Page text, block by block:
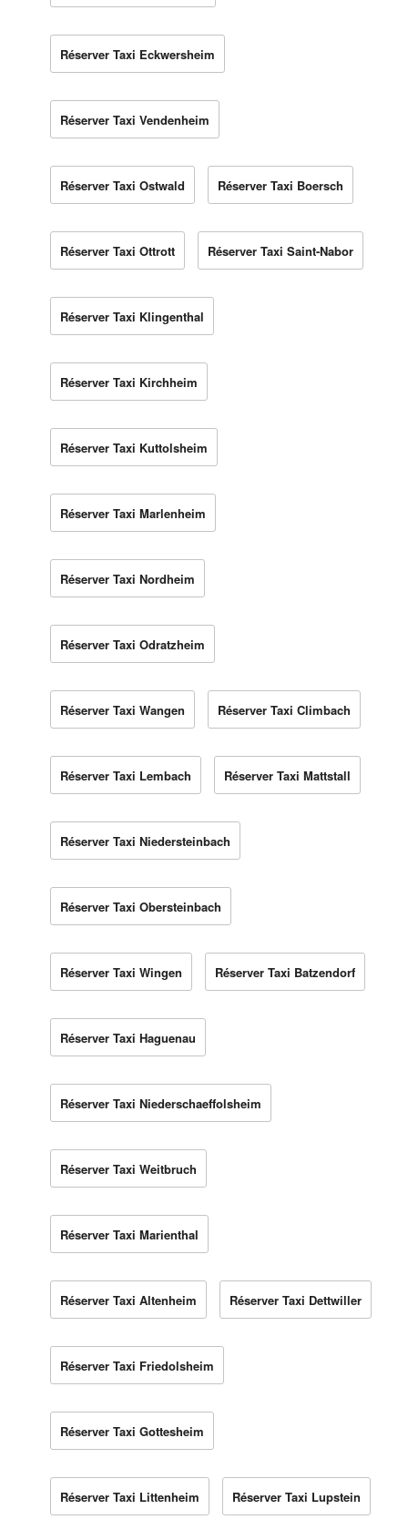
Réserver Taxi Eckwersheim
Réserver Taxi Vendenheim
Réserver Taxi Ostwald Réserver Taxi Boersch
Réserver Taxi Ottrott Réserver Taxi Saint-Nabor
Réserver Taxi Klingenthal
Réserver Taxi Kirchheim
Réserver Taxi Kuttolsheim
Réserver Taxi Marlenheim
Réserver Taxi Nordheim
Réserver Taxi Odratzheim
Réserver Taxi Wangen Réserver Taxi Climbach
Réserver Taxi Lembach Réserver Taxi Mattstall
Réserver Taxi Niedersteinbach
Réserver Taxi Obersteinbach
Réserver Taxi Wingen Réserver Taxi Batzendorf
Réserver Taxi Haguenau
Réserver Taxi Niederschaeffolsheim
Réserver Taxi Weitbruch
Réserver Taxi Marienthal
Réserver Taxi Altenheim Réserver Taxi Dettwiller
Réserver Taxi Friedolsheim
Réserver Taxi Gottesheim
Réserver Taxi Littenheim Réserver Taxi Lupstein